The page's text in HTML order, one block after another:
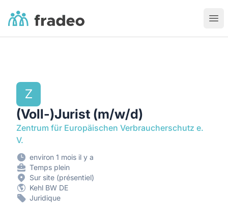
Fradeo
Z
(Voll-)Jurist (m/w/d)
Zentrum für Europäischen Verbraucherschutz e.
V.
environ 1 mois il y a
Temps plein
Sur site (présentiel)
Kehl BW DE
Juridique